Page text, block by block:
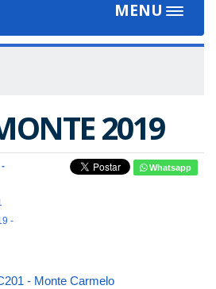
MENU
Toggle
2019
-
Whatsapp
- Monte Carmelo